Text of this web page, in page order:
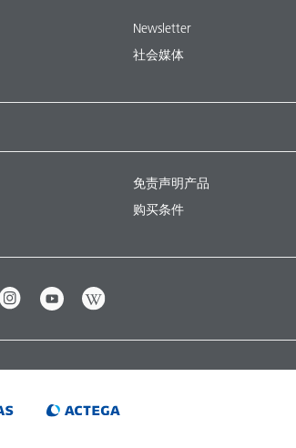
Newsletter
社会媒体
免责声明产品
购买条件